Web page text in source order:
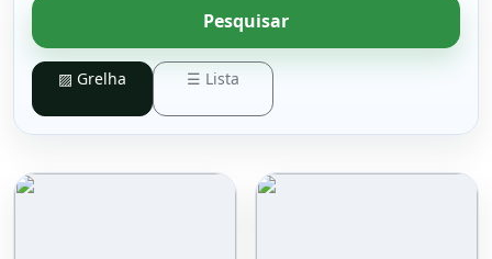
Pesquisar
▨ Grelha ☰ Lista